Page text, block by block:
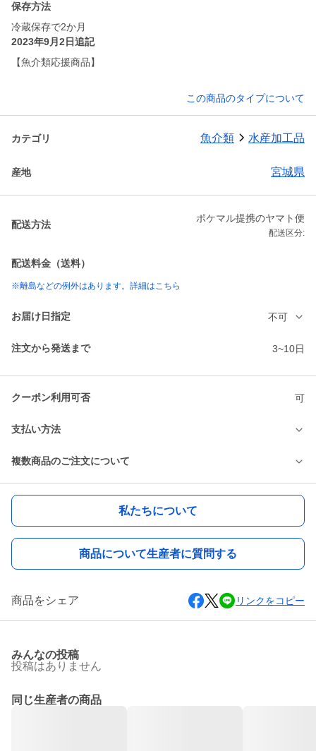
保存方法
冷蔵保存で2か月
2023年9月2日追記
【魚介類応援商品】
この商品のタイプについて
カテゴリ 魚介類 水産加工品
産地 宮城県
配送方法
ポケマル提携のヤマト便
配送区分:
配送料金（送料）
※離島などの例外はあります。詳細はこちら
お届け日指定 不可
注文から発送まで 3~10日
クーポン利用可否 可
支払い方法
複数商品のご注文について
私たちについて
商品について生産者に質問する
商品をシェア リンクをコピー
みんなの投稿
投稿はありません
同じ生産者の商品